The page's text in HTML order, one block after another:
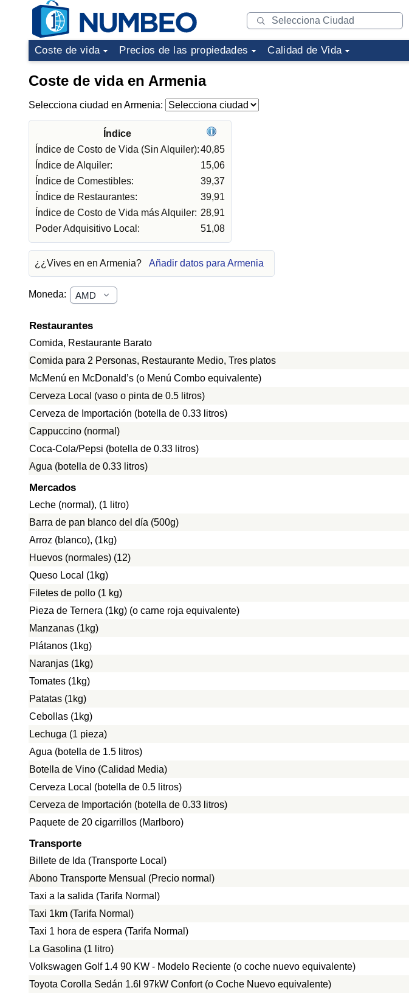
Coste de vida Precios de las propiedades Calidad de Vida
Coste de vida en Armenia
Selecciona ciudad en Armenia:
Índice
Índice de Costo de Vida (Sin Alquiler):40,85
Índice de Alquiler:
15,06
Índice de Comestibles:
39,37
Índice de Restaurantes:
39,91
Índice de Costo de Vida más Alquiler: 28,91
Poder Adquisitivo Local:
51,08
¿¿Vives en en Armenia? Añadir datos para Armenia
Moneda:
Restaurantes
Comida, Restaurante Barato
Comida para 2 Personas, Restaurante Medio, Tres platos
McMenú en McDonald’s (o Menú Combo equivalente)
Cerveza Local (vaso o pinta de 0.5 litros)
Cerveza de Importación (botella de 0.33 litros)
Cappuccino (normal)
Coca-Cola/Pepsi (botella de 0.33 litros)
Agua (botella de 0.33 litros)
Mercados
Leche (normal), (1 litro)
Barra de pan blanco del día (500g)
Arroz (blanco), (1kg)
Huevos (normales) (12)
Queso Local (1kg)
Filetes de pollo (1 kg)
Pieza de Ternera (1kg) (o carne roja equivalente)
Manzanas (1kg)
Plátanos (1kg)
Naranjas (1kg)
Tomates (1kg)
Patatas (1kg)
Cebollas (1kg)
Lechuga (1 pieza)
Agua (botella de 1.5 litros)
Botella de Vino (Calidad Media)
Cerveza Local (botella de 0.5 litros)
Cerveza de Importación (botella de 0.33 litros)
Paquete de 20 cigarrillos (Marlboro)
Transporte
Billete de Ida (Transporte Local)
Abono Transporte Mensual (Precio normal)
Taxi a la salida (Tarifa Normal)
Taxi 1km (Tarifa Normal)
Taxi 1 hora de espera (Tarifa Normal)
La Gasolina (1 litro)
Volkswagen Golf 1.4 90 KW - Modelo Reciente (o coche nuevo equivalente)
Toyota Corolla Sedán 1.6l 97kW Confort (o Coche Nuevo equivalente)